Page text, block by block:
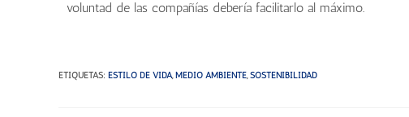
voluntad de las compañías debería facilitarlo al máximo.
ETIQUETAS: ESTILO DE VIDA, MEDIO AMBIENTE, SOSTENIBILIDAD